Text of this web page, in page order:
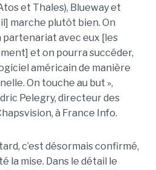
et Thales), Blueway et
marche plutôt bien. On
partenariat avec eux [les
et on pourra succéder,
américain de manière
On touche au but »,
Pelegry, directeur des
à France Info.
c’est désormais confirmé,
la mise. Dans le détail le